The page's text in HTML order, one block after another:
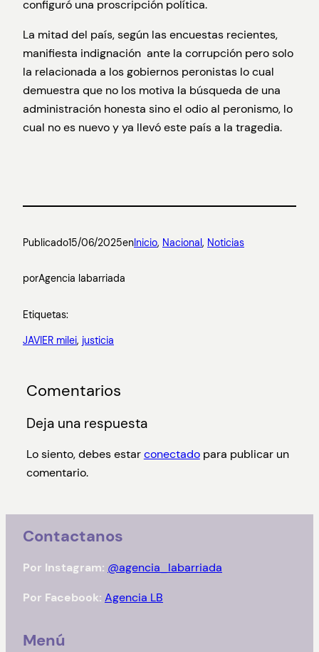
configuró una proscripción política.
La mitad del país, según las encuestas recientes,
manifiesta indignación ante la corrupción pero solo
la relacionada a los gobiernos peronistas lo cual
demuestra que no los motiva la búsqueda de una
administración honesta sino el odio al peronismo, lo
cual no es nuevo y ya llevó este país a la tragedia.
Publicado15/06/2025enInicio, Nacional, Noticias
porAgencia labarriada
Etiquetas:
JAVIER milei, justicia
Comentarios
Deja una respuesta
Lo siento, debes estarconectadopara publicar un
comentario.
Contactanos
Por Instagram: @agencia_labarriada
Por Facebook: Agencia LB
Menú